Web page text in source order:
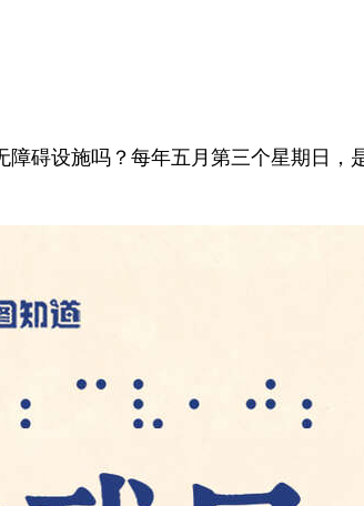
碍设施吗？每年五月第三个星期日